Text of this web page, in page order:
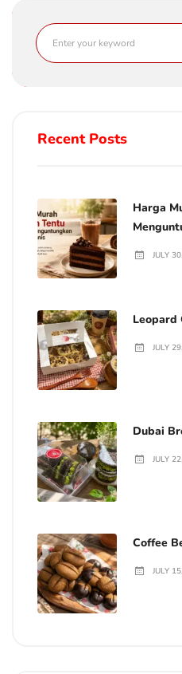
Recent Posts
Harga
JULY
Leopard
JULY
Dubai
JULY
Coffee
JULY